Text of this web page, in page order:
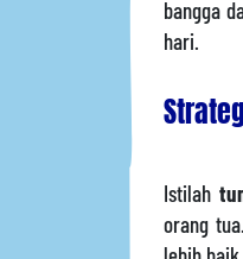
bangga
hari.
Istilah
orang